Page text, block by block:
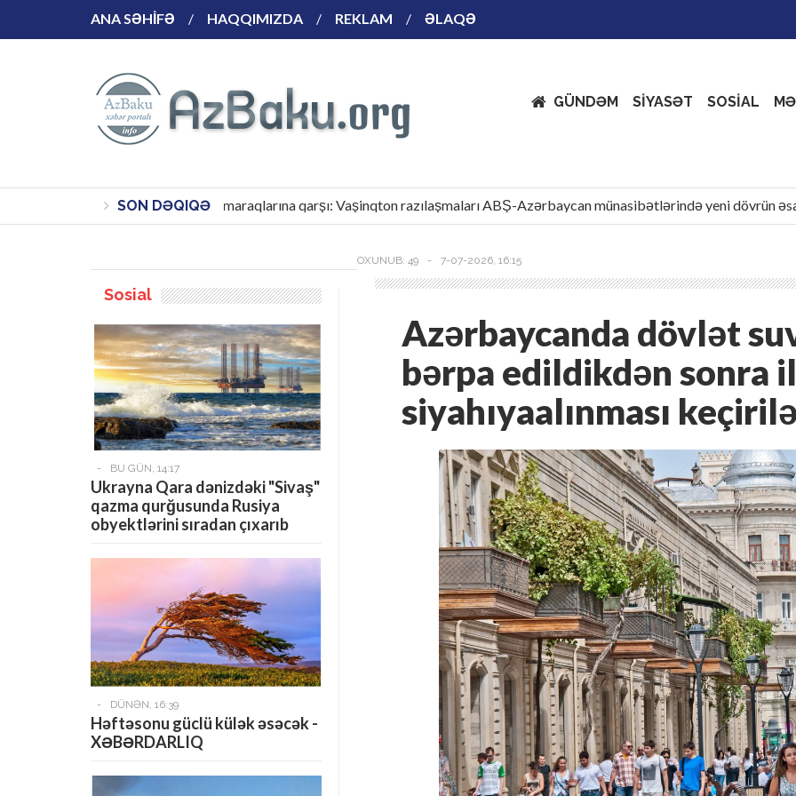
ANA SƏHİFƏ HAQQIMIZDA REKLAM ƏLAQƏ
GÜNDƏM SİYASƏT SOSİAL
SON DƏQIQƏ
Rasional yanaşma qrup maraqlarına qarşı: Vaşinqton razılaşmaları ABŞ-Azərbaycan münasibətlərində yeni dövrün əsası
OXUNUB: 49 - 7-07-2026, 16:15
Azərbaycanda dövlət
bərpa edildikdən sonra
siyahıyaalınması
Sosial
- BU GÜN, 14:17
Ukrayna Qara dənizdəki "Sivaş"
qazma qurğusunda Rusiya
obyektlərini sıradan çıxarıb
- DÜNƏN, 16:39
Həftəsonu güclü külək əsəcək -
XƏBƏRDARLIQ